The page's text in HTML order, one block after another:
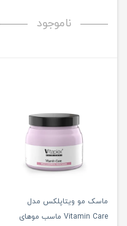
ناموجود
ماسک مو ویتاپلکس مدل
Vitamin Care ماسب موهای